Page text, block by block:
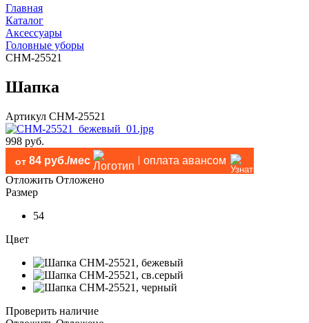
Главная
Каталог
Аксессуары
Головные уборы
CHM-25521
Шапка
Артикул CHM-25521
998 руб.
от 84 руб./мес
оплата авансом
Отложить Отложено
Размер
54
Цвет
Проверить наличие